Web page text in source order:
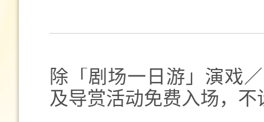
除「剧场一日游」演戏
及导赏活动免费入场，不